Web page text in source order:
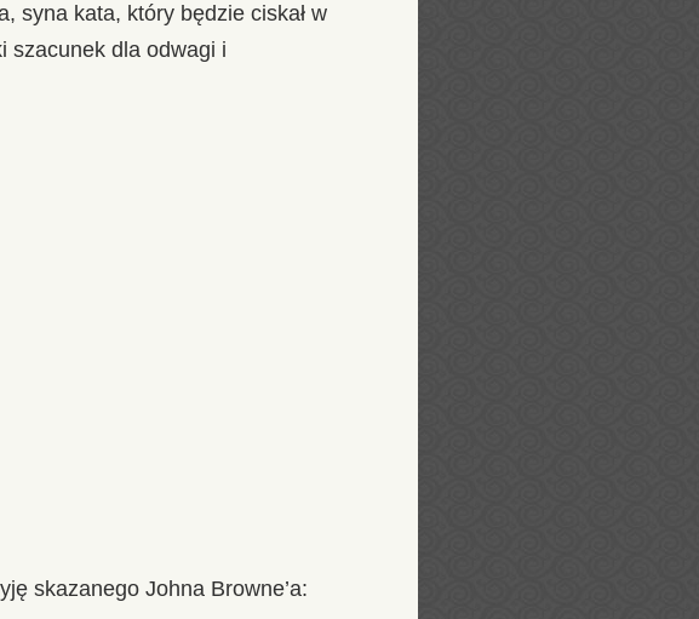
syna kata, który będzie ciskał w
szacunek dla odwagi i
skazanego Johna Browne’a: